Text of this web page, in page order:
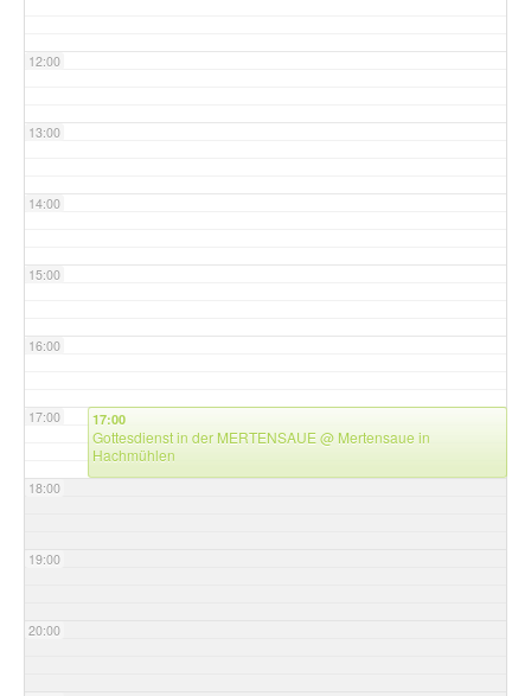
12:00
13:00
14:00
15:00
16:00
17:00
18:00
19:00
20:00
17:00
Gottesdienst in der MERTENSAUE @ Mertensaue in
Hachmühlen